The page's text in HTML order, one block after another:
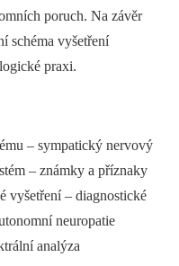
poruch. Na závěr
schéma vyšetření
praxi.
–⁠ sympatický nervový
–⁠ známky a příznaky
vyšetření –⁠ diagnostické
neuropatie
analýza